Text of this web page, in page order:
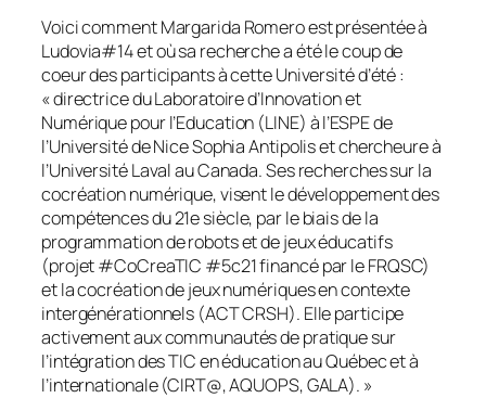
Voici comment Margarida Romero est présentée à
Ludovia#14 et où sa recherche a été le coup de
coeur des participants à cette Université d’été :
« directrice du Laboratoire d’Innovation et
Numérique pour l’Education (LINE) à l’ESPE de
l’Université de Nice Sophia Antipolis et chercheure à
l’Université Laval au Canada. Ses recherches sur la
cocréation numérique, visent le développement des
compétences du 21e siècle, par le biais de la
programmation de robots et de jeux éducatifs
(projet #CoCreaTIC #5c21 financé par le FRQSC)
et la cocréation de jeux numériques en contexte
intergénérationnels (ACT CRSH). Elle participe
activement aux communautés de pratique sur
l’intégration des TIC en éducation au Québec et à
l’internationale (CIRT@, AQUOPS, GALA). »